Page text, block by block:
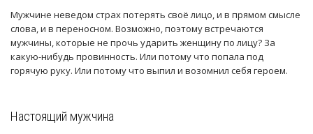
Мужчине неведом страх потерять своё лицо, и в прямом смысле
слова, и в переносном. Возможно, поэтому встречаются
мужчины, которые не прочь ударить женщину по лицу? За
какую-нибудь провинность. Или потому что попала под
горячую руку. Или потому что выпил и возомнил себя героем.
Настоящий мужчина